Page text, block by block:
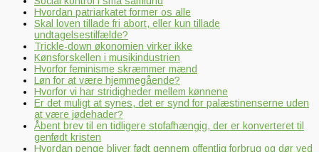
Hvordan patriarkatet former os alle
Skal loven tillade fri abort, eller kun tillade
undtagelsestilfælde?
Trickle-down økonomien virker ikke
Kønsforskellen i musikindustrien
Hvorfor feminisme skræmmer mænd
Løn for at være hjemmegående?
Hvorfor vi har stridigheder mellem kønnene
Er det muligt at synes, det er synd for palæstinenserne uden
at være jødehader?
Åbent brev til en tidligere stofafhængig, der er konverteret til
genfødt kristen
Hvordan penge bliver født gennem offentlig forbrug og dør ved